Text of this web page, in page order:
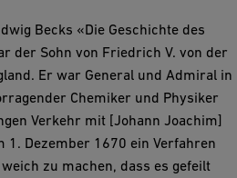
Becks «Die Geschichte des
der Sohn von Friedrich V. von der
Er war General und Admiral in
Chemiker und Physiker
Verkehr mit [Johann Joachim]
1. Dezember 1670 ein Verfahren
zu machen, dass es gefeilt